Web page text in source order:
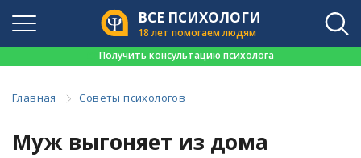
ВСЕ ПСИХОЛОГИ
18 лет помогаем людям
Получить консультацию психолога
Главная Советы психологов
Муж выгоняет из дома